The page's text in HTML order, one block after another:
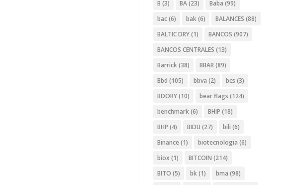
B (3) BA(23) Baba (99)
bac(6) bak(6) BALANCES (88)
BALTIC DRY(1) BANCOS (907)
BANCOS CENTRALES (13)
Barrick(38) BBAR(89)
Bbd (105) bbva (2) bcs (3)
BDORY(10) bear flags (124)
benchmark(6) BHIP (18)
BHP (4) BIDU (27) bili (6)
Binance (1) biotecnologia (6)
biox (1) BITCOIN (214)
BITO (5) bk(1) bma (98)